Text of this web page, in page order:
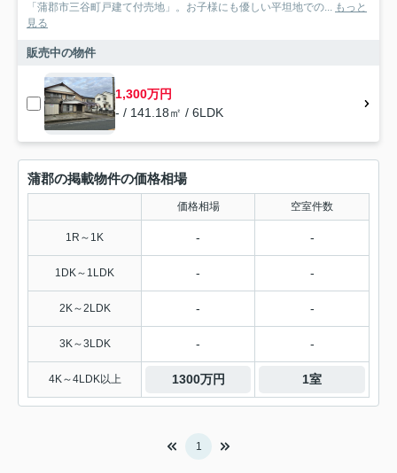
「蒲郡市三谷町戸建て付売地」。お子様にも優しい平坦地での... もっと
見る
販売中の物件
1,300万円
- / 141.18㎡ / 6LDK
蒲郡の掲載物件の価格相場
価格相場 空室件数
1R～1K - -
1DK～1LDK - -
2K～2LDK - -
3K～3LDK - -
4K～4LDK以上 1300万円 1室
1